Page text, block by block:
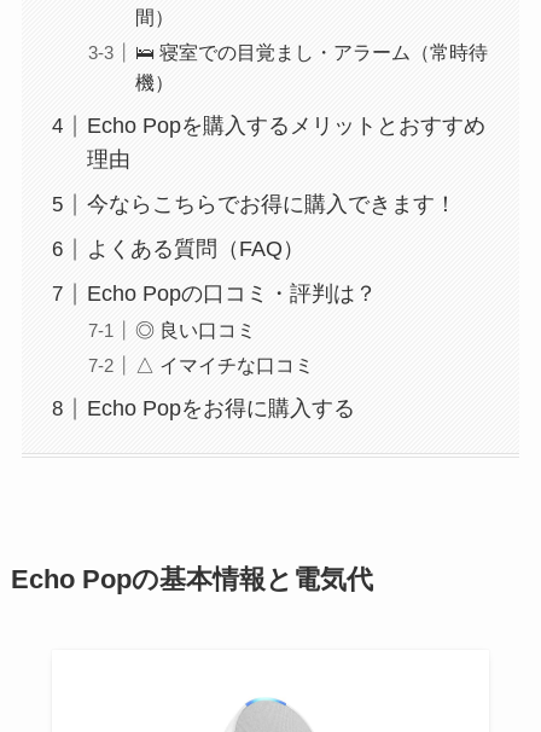
間）
🛌 寝室での目覚まし・アラーム（常時待
機）
Echo Popを購入するメリットとおすすめ
理由
今ならこちらでお得に購入できます！
よくある質問（FAQ）
Echo Popの口コミ・評判は？
◎ 良い口コミ
△ イマイチな口コミ
Echo Popをお得に購入する
Echo Popの基本情報と電気代